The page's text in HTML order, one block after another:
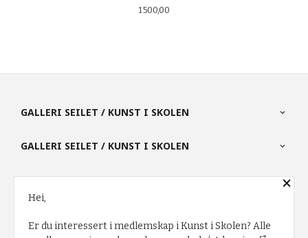
Pris
1 500,00
GALLERI SEILET / KUNST I SKOLEN
GALLERI SEILET / KUNST I SKOLEN
PARTNERE ×
Hei,
Er du interessert i medlemskap i Kunst i Skolen? Alle